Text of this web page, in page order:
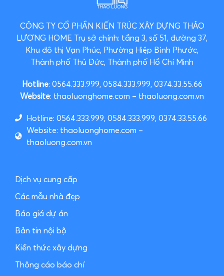
CÔNG TY CỔ PHẦN KIẾN TRÚC XÂY DỰNG THẢO
LƯƠNG HOME Trụ sở chính: tầng 3, số 51, đường 37,
Khu đô thị Vạn Phúc, Phường Hiệp Bình Phước,
Thành phố Thủ Đức, Thành phố Hồ Chí Minh
Hotline: 0564.333.999, 0584.333.999, 0374.33.55.66
Website: thaoluonghome.com – thaoluong.com.vn
Hotline: 0564.333.999, 0584.333.999, 0374.33.55.66
Website: thaoluonghome.com –
thaoluong.com.vn
Dịch vụ cung cấp
Các mẫu nhà đẹp
Báo giá dự án
Bản tin nội bộ
Kiến thức xây dựng
Thông cáo báo chí